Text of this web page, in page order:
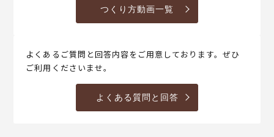
つくり方動画一覧
よくあるご質問と回答内容をご用意しております。ぜひ
ご利用くださいませ。
よくある質問と回答